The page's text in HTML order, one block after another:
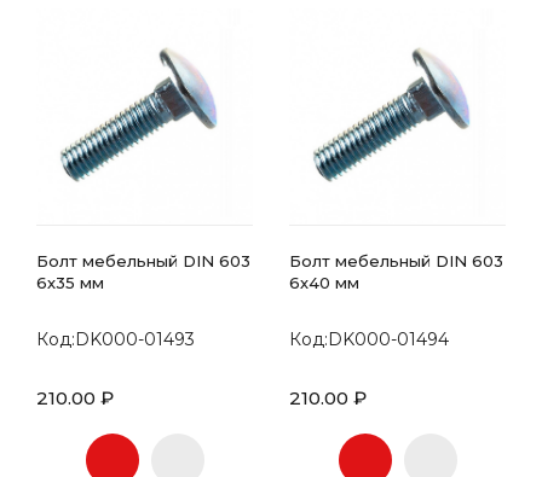
Болт мебельный DIN 603
6х35 мм
Код:DK000-01493
210.00 ₽
Болт мебельный DIN 603
6х40 мм
Код:DK000-01494
210.00 ₽